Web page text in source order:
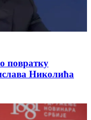
повратку
Николића